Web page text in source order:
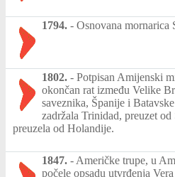
1794. - Osnovana mornarica
1802. - Potpisan Amijenski
okončan rat između Velike
saveznika, Španije i
zadržala Trinidad, preuzet
preuzela od Holandije.
1847. - Američke trupe, u
počele opsadu utvrđenja